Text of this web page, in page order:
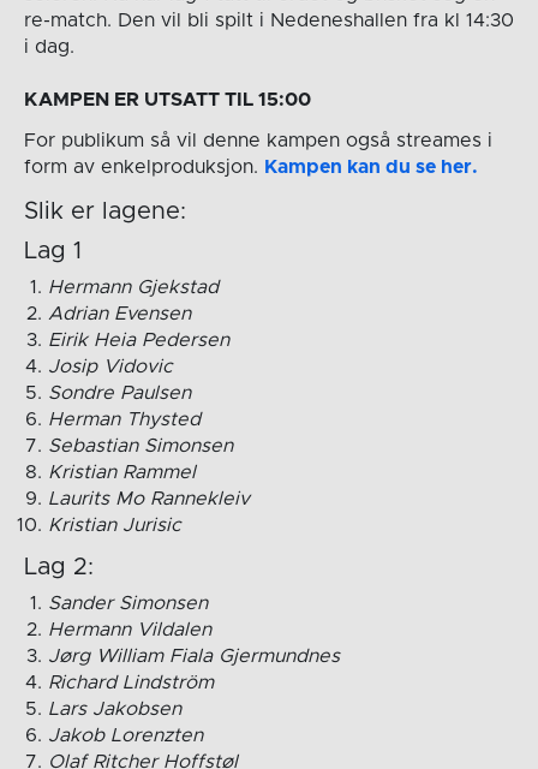
re-match. Den vil bli spilt i Nedeneshallen fra kl 14:30
i dag.
KAMPEN ER UTSATT TIL 15:00
For publikum så vil denne kampen også streames i
form av enkelproduksjon. Kampen kan du se her.
Slik er lagene:
Lag 1
Hermann Gjekstad
Adrian Evensen
Eirik Heia Pedersen
Josip Vidovic
Sondre Paulsen
Herman Thysted
Sebastian Simonsen
Kristian Rammel
Laurits Mo Rannekleiv
Kristian Jurisic
Lag 2:
Sander Simonsen
Hermann Vildalen
Jørg William Fiala Gjermundnes
Richard Lindström
Lars Jakobsen
Jakob Lorenzten
Olaf Ritcher Hoffstøl